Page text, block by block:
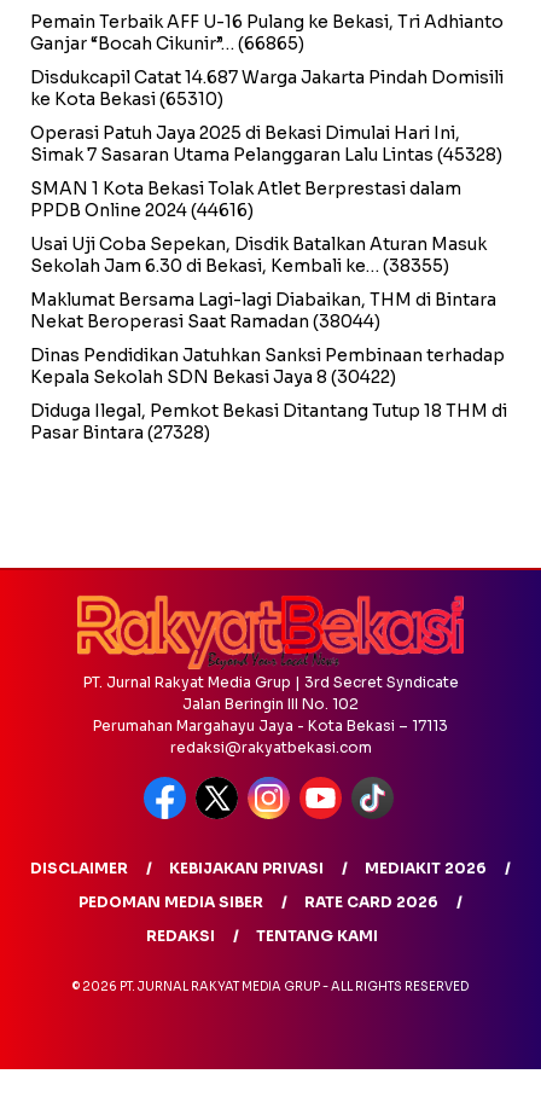
Pemain Terbaik AFF U-16 Pulang ke Bekasi, Tri Adhianto
Ganjar “Bocah Cikunir”… (66865)
Disdukcapil Catat 14.687 Warga Jakarta Pindah Domisili
ke Kota Bekasi(65310)
Operasi Patuh Jaya 2025 di Bekasi Dimulai Hari Ini,
Simak 7 Sasaran Utama Pelanggaran Lalu Lintas (45328)
SMAN 1 Kota Bekasi Tolak Atlet Berprestasi dalam
PPDB Online 2024(44616)
Usai Uji Coba Sepekan, Disdik Batalkan Aturan Masuk
Sekolah Jam 6.30 di Bekasi, Kembali ke… (38355)
Maklumat Bersama Lagi-lagi Diabaikan, THM di Bintara
Nekat Beroperasi Saat Ramadan (38044)
Dinas Pendidikan Jatuhkan Sanksi Pembinaan terhadap
Kepala Sekolah SDN Bekasi Jaya 8 (30422)
Diduga Ilegal, Pemkot Bekasi Ditantang Tutup 18 THM di
Pasar Bintara (27328)
PT. Jurnal Rakyat Media Grup | 3rd Secret Syndicate
Jalan Beringin III No. 102
Perumahan Margahayu Jaya - Kota Bekasi – 17113
redaksi@rakyatbekasi.com
DISCLAIMER KEBIJAKAN PRIVASI
MEDIAKIT 2026
PEDOMAN MEDIA SIBER
RATE CARD 2026
REDAKSI
TENTANG KAMI
© 2026 PT. JURNAL RAKYAT MEDIA GRUP - ALL RIGHTS RESERVED